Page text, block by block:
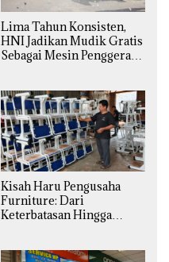
Lima Tahun Konsisten,
HNI Jadikan Mudik Gratis
Sebagai Mesin Penggerak
Kisah Haru Pengusaha
Furniture: Dari
Keterbatasan Hingga